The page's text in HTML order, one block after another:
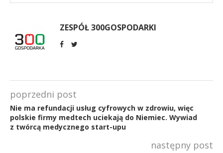
ZESPÓŁ 300GOSPODARKI
poprzedni post
Nie ma refundacji usług cyfrowych w zdrowiu, więc
polskie firmy medtech uciekają do Niemiec. Wywiad
z twórcą medycznego start-upu
następny post